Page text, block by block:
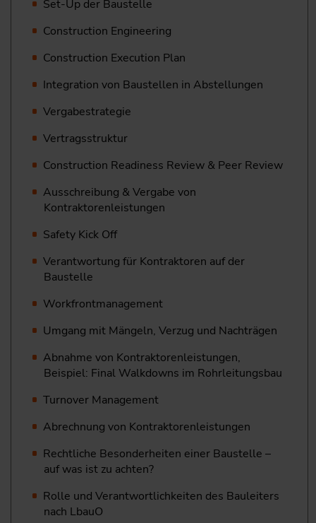
Set-Up der Baustelle
Construction Engineering
Construction Execution Plan
Integration von Baustellen in Abstellungen
Vergabestrategie
Vertragsstruktur
Construction Readiness Review & Peer Review
Ausschreibung & Vergabe von
Kontraktorenleistungen
Safety Kick Off
Verantwortung für Kontraktoren auf der
Baustelle
Workfrontmanagement
Umgang mit Mängeln, Verzug und Nachträgen
Abnahme von Kontraktorenleistungen,
Beispiel: Final Walkdowns im Rohrleitungsbau
Turnover Management
Abrechnung von Kontraktorenleistungen
Rechtliche Besonderheiten einer Baustelle –
auf was ist zu achten?
Rolle und Verantwortlichkeiten des Bauleiters
nach LbauO